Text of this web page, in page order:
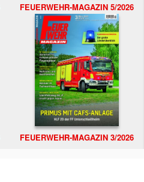
FEUERWEHR-MAGAZIN 5/2026
FEUERWEHR-MAGAZIN 3/2026